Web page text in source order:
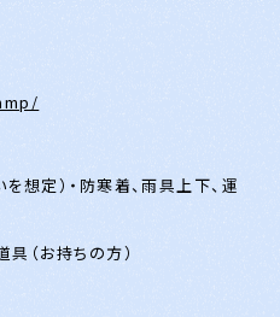
想定）・防寒着、雨具上下、運
具（お持ちの方）